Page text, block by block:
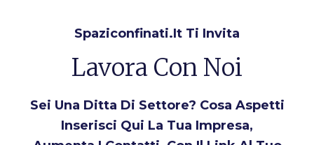
Spaziconfinati.it Ti Invita
Lavora Con Noi
Sei Una Ditta Di Settore? Cosa Aspetti
Inserisci Qui La Tua Impresa,